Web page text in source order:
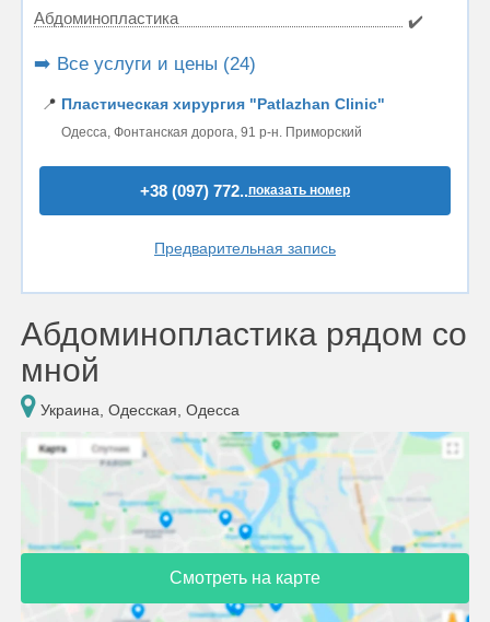
Абдоминопластика ✔️
➡️ Все услуги и цены (24)
📍 Пластическая хирургия "Patlazhan Clinic"
Одесса, Фонтанская дорога, 91 р-н. Приморский
+38 (097) 772..показать номер
Предварительная запись
Абдоминопластика рядом со
мной
Украина, Одесская, Одесса
Смотреть на карте